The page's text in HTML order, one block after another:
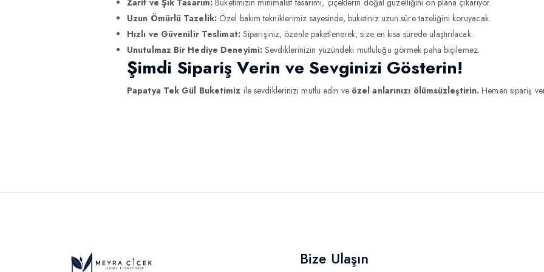
Zarif ve Şık Tasarım: Buketimizin minimalist tasarımı, çiçeklerin doğal güzelliğini ön plana çıkarıyor.
Uzun Ömürlü Tazelik: Özel bakım tekniklerimiz sayesinde, buketiniz uzun süre tazeliğini koruyacak.
Hızlı ve Güvenilir Teslimat: Siparişiniz, özenle paketlenerek, size en kısa sürede ulaştırılacak.
Unutulmaz Bir Hediye Deneyimi: Sevdiklerinizin yüzündeki mutluluğu görmek paha biçilemez.
Şimdi Sipariş Verin ve Sevginizi Gösterin!
Papatya Tek Gül Buketimiz ile sevdiklerinizi mutlu edin ve özel anlarınızı ölümsüzleştirin. Hemen sipariş
Bize Ulaşın